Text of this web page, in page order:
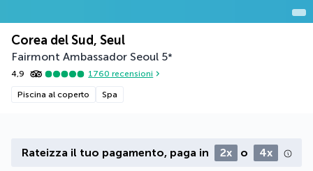
Corea del Sud, Seul
Fairmont Ambassador Seoul 5*
4,9 1760 recensioni
Piscina al coperto Spa
Rateizza il tuo pagamento, paga in 2x o 4x